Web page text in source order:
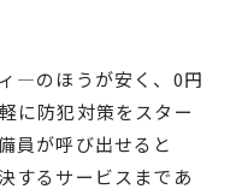
―のほうが安く、0円
に防犯対策をスター
員が呼び出せると
するサービスまであ